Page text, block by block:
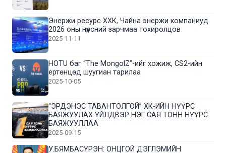
Энержи ресурс ХХК, Чайна энержи компаниуд
2026 оны нүүрсний зарчмаа тохиролцов
2025-11-11
HOTU баг “The MongolZ”-ийг хожиж, CS2-ийн
ертөнцөд шуугиан тарилаа
2025-10-05
“ЭРДЭНЭС ТАВАНТОЛГОЙ” ХК-ИЙН НҮҮРС
БАЯЖУУЛАХ ҮЙЛДВЭР НЭГ САЯ ТОНН НҮҮРС
БАЯЖУУЛЛАА
2025-09-15
У.БЯМБАСҮРЭН: ОНЦГОЙ ДЭГЛЭМИЙН